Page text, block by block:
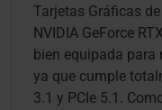
Tarjetas Gráficas
NVIDIA GeForce
bien equipada para
ya que cumple
3.1 y PCIe 5.1.